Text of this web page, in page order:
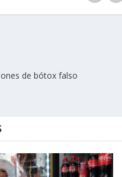
de bótox falso